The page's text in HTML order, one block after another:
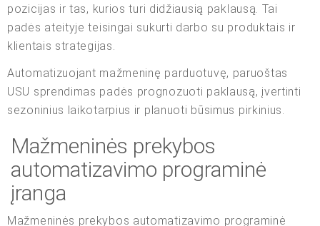
pozicijas ir tas, kurios turi didžiausią paklausą. Tai
padės ateityje teisingai sukurti darbo su produktais ir
klientais strategijas.
Automatizuojant mažmeninę parduotuvę, paruoštas
USU sprendimas padės prognozuoti paklausą, įvertinti
sezoninius laikotarpius ir planuoti būsimus pirkinius.
Mažmeninės prekybos
automatizavimo programinė
įranga
Mažmeninės prekybos automatizavimo programinė